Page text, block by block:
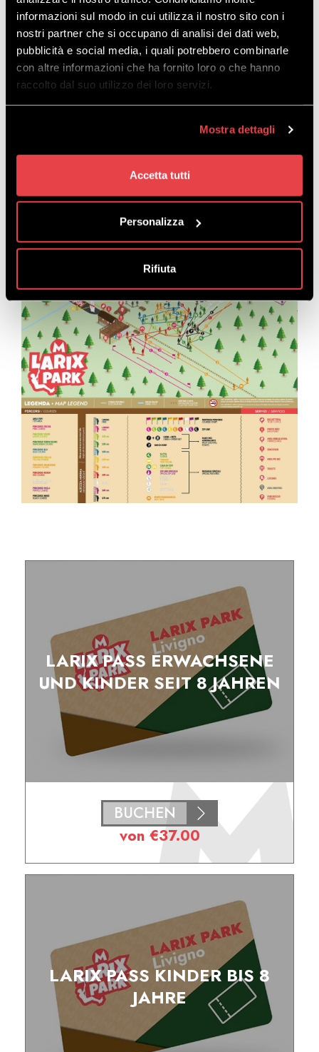
informazioni sul modo in cui utilizza il nostro sito con i
nostri partner che si occupano di analisi dei dati web,
pubblicità e social media, i quali potrebbero combinarle
con altre informazioni che ha fornito loro o che hanno
raccolto dal suo utilizzo dei loro servizi.
Mostra dettagli
Accetta tutti
Personalizza
Rifiuta
und steht bereit, um dir bei Schwierigkeiten zu
helfen!
DIE KARTE
LARIX PASS ERWACHSENE
UND KINDER SEIT 8 JAHREN
BUCHEN
von €37.00
LARIX PASS KINDER BIS 8
JAHRE